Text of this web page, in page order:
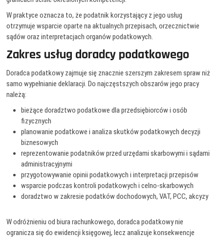
W praktyce oznacza to, że podatnik korzystający z jego usług
otrzymuje wsparcie oparte na aktualnych przepisach, orzecznictwie
sądów oraz interpretacjach organów podatkowych.
Zakres usług doradcy podatkowego
Doradca podatkowy zajmuje się znacznie szerszym zakresem spraw niż
samo wypełnianie deklaracji. Do najczęstszych obszarów jego pracy
należą:
bieżące doradztwo podatkowe dla przedsiębiorców i osób
fizycznych
planowanie podatkowe i analiza skutków podatkowych decyzji
biznesowych
reprezentowanie podatników przed urzędami skarbowymi i sądami
administracyjnymi
przygotowywanie opinii podatkowych i interpretacji przepisów
wsparcie podczas kontroli podatkowych i celno-skarbowych
doradztwo w zakresie podatków dochodowych, VAT, PCC, akcyzy
W odróżnieniu od biura rachunkowego, doradca podatkowy nie
ogranicza się do ewidencji księgowej, lecz analizuje konsekwencje